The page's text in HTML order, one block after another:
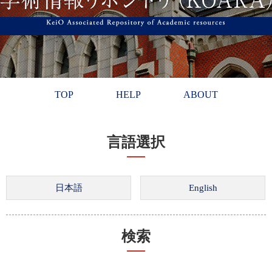
TOP HELP ABOUT
言語選択
検索